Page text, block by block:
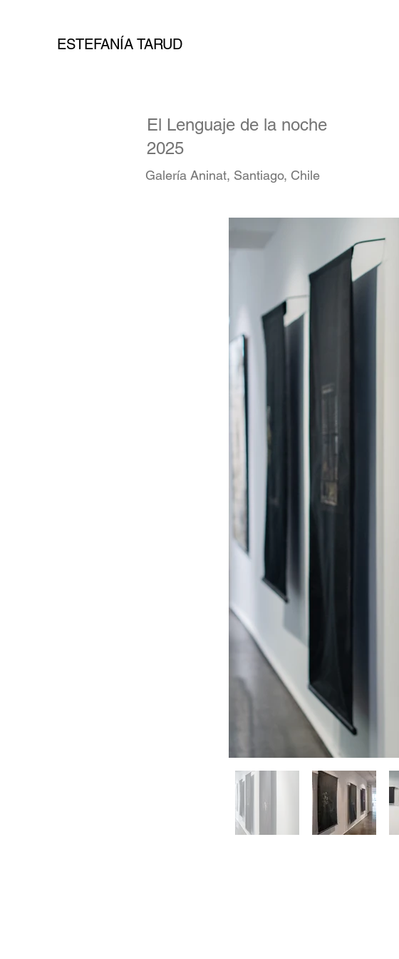
ESTEFANÍA TARUD
El Lenguaje de la noche
2025
Galería Aninat, Santiago, Chile